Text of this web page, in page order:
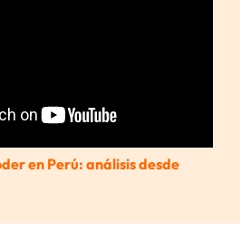
en Perú: análisis desde